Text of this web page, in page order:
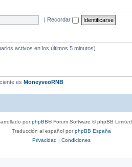
| Recordar
activos en los últimos 5 minutos)
es MoneyveoRNB
porphpBB® Forum Software © phpBB Limited
Traducción al español porphpBB España
Privacidad | Condiciones